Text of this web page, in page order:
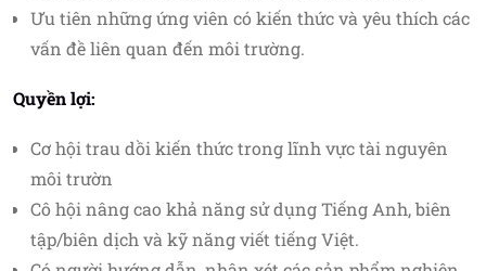
Ưu tiên những ứng viên có kiến thức và yêu thích các
vấn đề liên quan đến môi trường.
Quyền lợi:
Cơ hội trau dồi kiến thức trong lĩnh vực tài nguyên
môi trườn
Cô hội nâng cao khả năng sử dụng Tiếng Anh, biên
tập/biên dịch và kỹ năng viết tiếng Việt.